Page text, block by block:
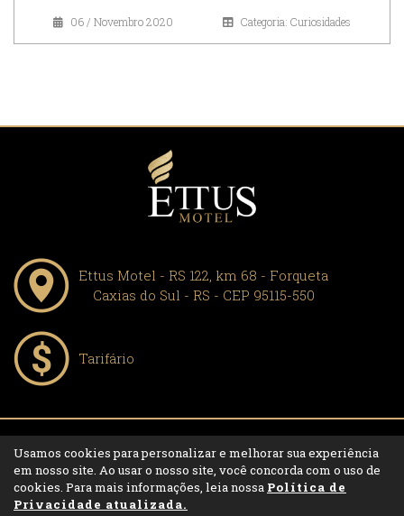
06 / Novembro 2020 Categoria: Curiosidades
Ettus Motel - RS 122, km 68 - Forqueta
Caxias do Sul - RS - CEP 95115-550
Tarifário
2004 - 2020 | © Ettus Motel - Todos os direitos de criação reservados.
Política de Privacidade
Usamos cookies para personalizar e melhorar sua experiência
em nosso site. Ao usar o nosso site, você concorda com o uso de
cookies. Para mais informações, leia nossa Política de
Privacidade atualizada.